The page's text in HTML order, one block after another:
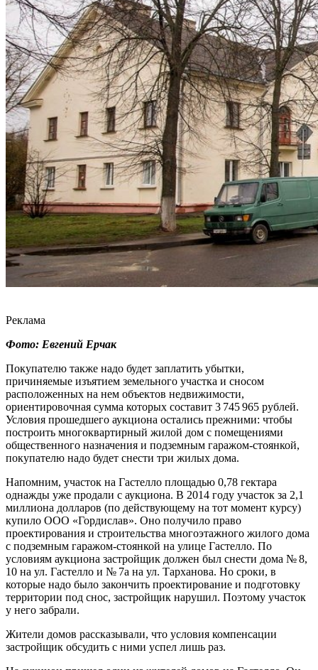
Реклама
Фото: Евгений Ерчак
Покупателю также надо будет заплатить убытки,
причиняемые изъятием земельного участка и сносом
расположенных на нем объектов недвижимости,
ориентировочная сумма которых составит 3 745 965 рублей.
Условия прошедшего аукциона остались прежними: чтобы
построить многоквартирный жилой дом с помещениями
общественного назначения и подземным гаражом-стоянкой,
покупателю надо будет снести три жилых дома.
Напомним, участок на Гастелло площадью 0,78 гектара
однажды уже продали с аукциона. В 2014 году участок за 2,1
миллиона долларов (по действующему на тот момент курсу)
купило ООО «Гордислав». Оно получило право
проектирования и строительства многоэтажного жилого дома
с подземным гаражом-стоянкой на улице Гастелло. По
условиям аукциона застройщик должен был снести дома № 8,
10 на ул. Гастелло и № 7а на ул. Тарханова. Но сроки, в
которые надо было закончить проектирование и подготовку
территории под снос, застройщик нарушил. Поэтому участок
у него забрали.
Жители домов рассказывали, что условия компенсации
застройщик обсудить с ними успел лишь раз.